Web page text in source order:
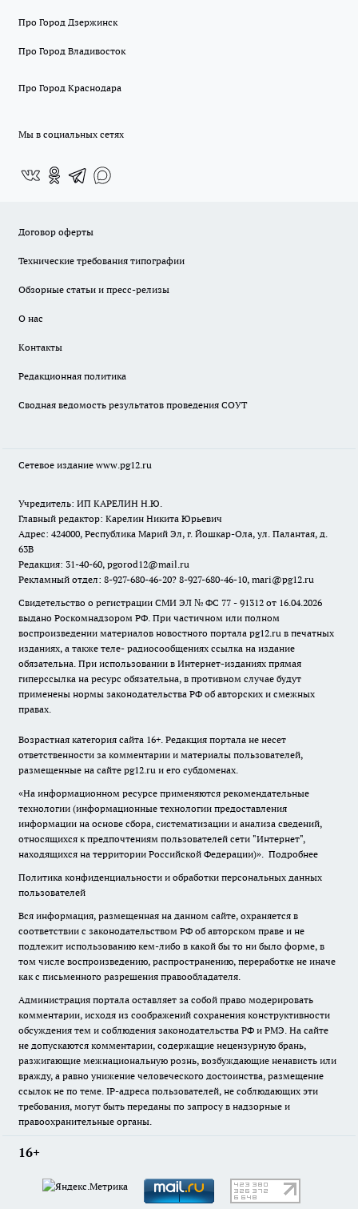
Про Город Дзержинск
Про Город Владивосток
Про Город Краснодара
Мы в социальных сетях
Договор оферты
Технические требования типографии
Обзорные статьи и пресс-релизы
О нас
Контакты
Редакционная политика
Сводная ведомость результатов проведения СОУТ
Сетевое издание www.pg12.ru
Учредитель: ИП КАРЕЛИН Н.Ю.
Главный редактор: Карелин Никита Юрьевич
Адрес: 424000, Республика Марий Эл, г. Йошкар-Ола, ул. Палантая, д.
63В
Редакция: 31-40-60, pgorod12@mail.ru
Рекламный отдел: 8-927-680-46-20? 8-927-680-46-10, mari@pg12.ru
Свидетельство о регистрации СМИ ЭЛ № ФС 77 - 91312 от 16.04.2026
выдано Роскомнадзором РФ. При частичном или полном
воспроизведении материалов новостного портала pg12.ru в печатных
изданиях, а также теле- радиосообщениях ссылка на издание
обязательна. При использовании в Интернет-изданиях прямая
гиперссылка на ресурс обязательна, в противном случае будут
применены нормы законодательства РФ об авторских и смежных
правах.
Возрастная категория сайта 16+. Редакция портала не несет
ответственности за комментарии и материалы пользователей,
размещенные на сайте pg12.ru и его субдоменах.
«На информационном ресурсе применяются рекомендательные
технологии (информационные технологии предоставления
информации на основе сбора, систематизации и анализа сведений,
относящихся к предпочтениям пользователей сети "Интернет",
находящихся на территории Российской Федерации)». Подробнее
Политика конфиденциальности и обработки персональных данных
пользователей
Вся информация, размещенная на данном сайте, охраняется в
соответствии с законодательством РФ об авторском праве и не
подлежит использованию кем-либо в какой бы то ни было форме, в
том числе воспроизведению, распространению, переработке не иначе
как с письменного разрешения правообладателя.
Администрация портала оставляет за собой право модерировать
комментарии, исходя из соображений сохранения конструктивности
обсуждения тем и соблюдения законодательства РФ и РМЭ. На сайте
не допускаются комментарии, содержащие нецензурную брань,
разжигающие межнациональную рознь, возбуждающие ненависть или
вражду, а равно унижение человеческого достоинства, размещение
ссылок не по теме. IP-адреса пользователей, не соблюдающих эти
требования, могут быть переданы по запросу в надзорные и
правоохранительные органы.
16+